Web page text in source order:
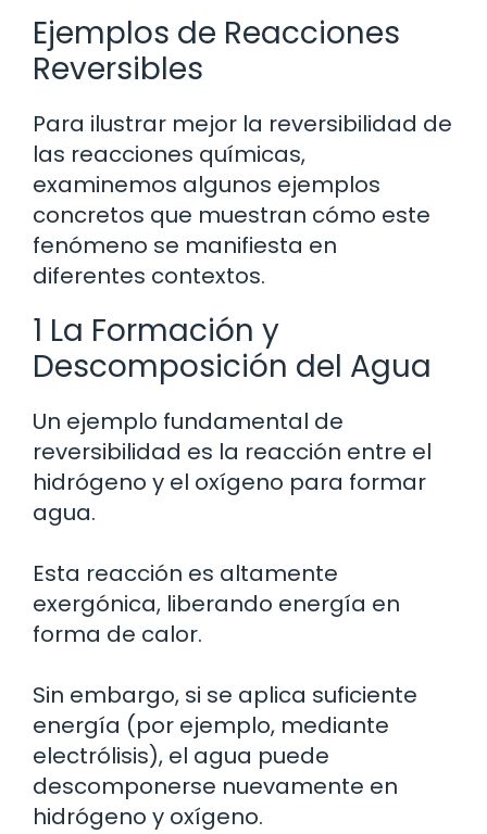
Ejemplos de Reacciones
Reversibles
Para ilustrar mejor la reversibilidad de
las reacciones químicas,
examinemos algunos ejemplos
concretos que muestran cómo este
fenómeno se manifiesta en
diferentes contextos.
1 La Formación y
Descomposición del Agua
Un ejemplo fundamental de
reversibilidad es la reacción entre el
hidrógeno y el oxígeno para formar
agua.
Esta reacción es altamente
exergónica, liberando energía en
forma de calor.
Sin embargo, si se aplica suficiente
energía (por ejemplo, mediante
electrólisis), el agua puede
descomponerse nuevamente en
hidrógeno y oxígeno.